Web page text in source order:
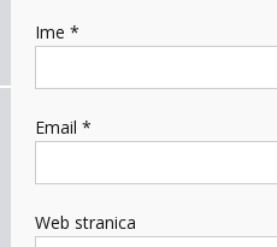
Ime *
Email *
Web stranica